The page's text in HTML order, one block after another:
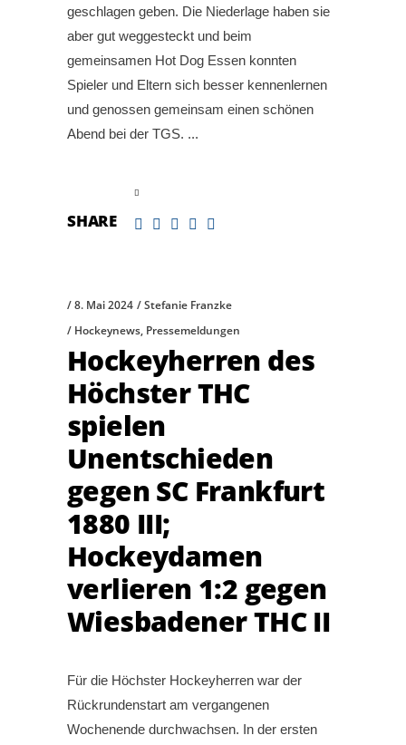
geschlagen geben. Die Niederlage haben sie
aber gut weggesteckt und beim
gemeinsamen Hot Dog Essen konnten
Spieler und Eltern sich besser kennenlernen
und genossen gemeinsam einen schönen
Abend bei der TGS.
SHARE
8. Mai 2024
Stefanie Franzke
Hockeynews, Pressemeldungen
Hockeyherren des
Höchster THC
spielen
Unentschieden
gegen SC Frankfurt
1880 III;
Hockeydamen
verlieren 1:2 gegen
Wiesbadener THC II
Für die Höchster Hockeyherren war der
Rückrundenstart am vergangenen
Wochenende durchwachsen. In der ersten